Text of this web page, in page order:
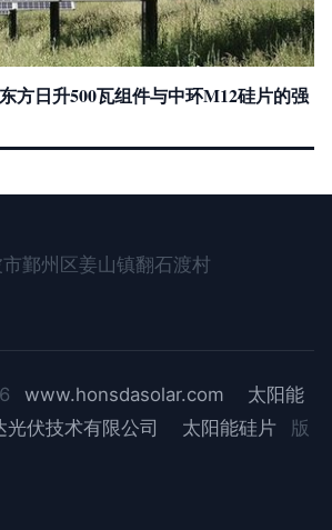
方日升500瓦组件与中环M12硅片的强
鄞州区姜山镇翻石渡村
www.honsdasolar.com
太阳能
光伏技术有限公司 太阳能硅片
版